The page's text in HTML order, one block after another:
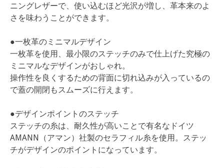
ニングレザーで、使い込むほど光沢が増し、革本来のよ
さを味わうことができます。
●一枚革のミニマルデザイン
一枚革を使用、最小限のステッチのみで仕上げた究極の
ミニマルなデザインがおしゃれ。
操作性を良くするための背面に切れ込みが入っているの
で蓋の開閉もスムーズに行えます。
●デザインポイントのステッチ
ステッチの糸は、耐久性が高いことで有名なドイツ
AMANN（アマン）社製のセラフィル糸を使用。ステッ
チがデザインのポイントになっています。